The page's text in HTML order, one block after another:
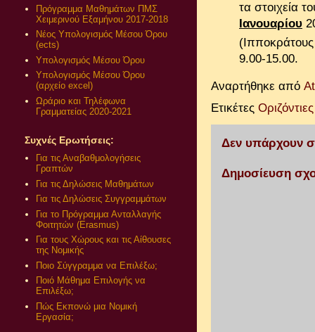
τα στοιχεία
Ιανουαρίου
9.00-15.00.
Αναρτήθηκε από
Ετικέτες
Δεν υπάρχουν
Δημοσίευση
Πρόγραμμα Μαθημάτων ΠΜΣ
Χειμερινού Εξαμήνου 2017-2018
Νέος Υπολογισμός Μέσου Όρου
(ects)
Υπολογισμός Μέσου Όρου
Υπολογισμός Μέσου Όρου
(αρχείο excel)
Ωράριο και Τηλέφωνα
Γραμματείας 2020-2021
Συχνές Ερωτήσεις:
Για τις Αναβαθμολογήσεις
Γραπτών
Για τις Δηλώσεις Μαθημάτων
Για τις Δηλώσεις Συγγραμμάτων
Για το Πρόγραμμα Ανταλλαγής
Φοιτητών (Erasmus)
Για τους Χώρους και τις Αίθουσες
της Νομικής
Ποιο Σύγγραμμα να Επιλέξω;
Ποιό Μάθημα Επιλογής να
Επιλέξω;
Πώς Εκπονώ μια Νομική
Εργασία;